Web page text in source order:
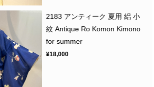
2183 アンティーク 夏用 絽 小
紋 Antique Ro Komon Kimono
for summer
¥18,000